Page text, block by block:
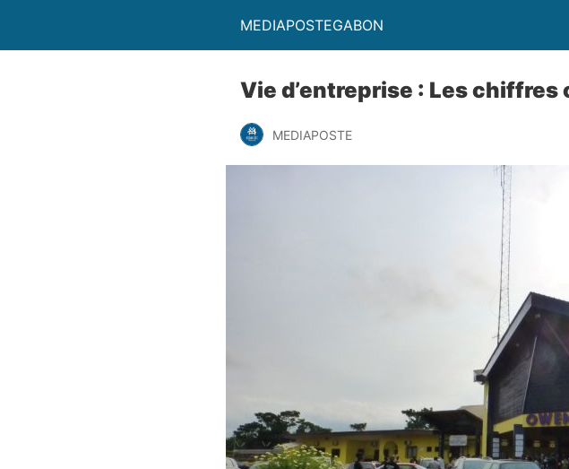
MEDIAPOSTEGABON
Vie d’entreprise : Les chiffres
MEDIAPOSTE